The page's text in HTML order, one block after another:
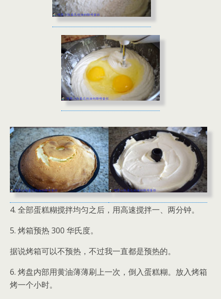
4. 全部蛋糕糊搅拌均匀之后，用高速搅拌一、两分钟。
5. 烤箱预热 300 华氏度。
据说烤箱可以不预热，不过我一直都是预热的。
6. 烤盘内部用黄油薄薄刷上一次，倒入蛋糕糊。放入烤箱
烤一个小时。